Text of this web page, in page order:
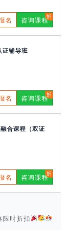
名 咨询课程
辅导班
名 咨询课程
合课程（双证
名 咨询课程
时折扣